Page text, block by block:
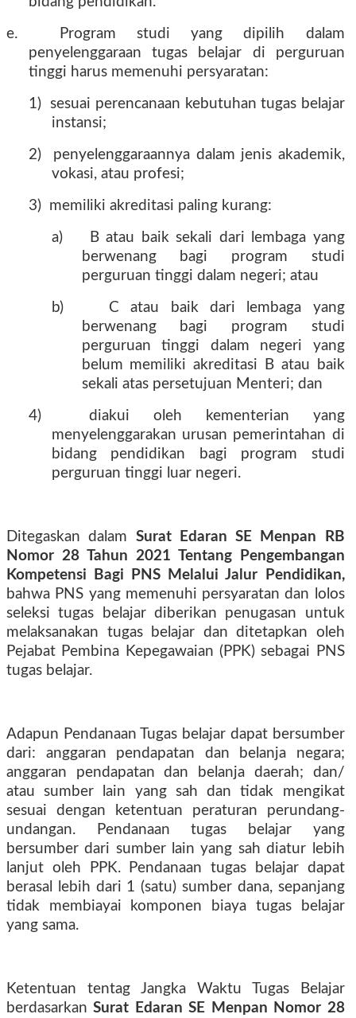
e.
Program studi yang dipilih dalam
penyelenggaraan tugas belajar di perguruan
tinggi harus memenuhi persyaratan:
1)
sesuai perencanaan kebutuhan tugas belajar
instansi;
2)
penyelenggaraannya dalam jenis akademik,
vokasi, atau profesi;
3) memiliki akreditasi paling kurang:
a)
B atau baik sekali dari lembaga yang
berwenang bagi program studi
perguruan tinggi dalam negeri; atau
b)
C atau baik dari lembaga yang
berwenang bagi program studi
perguruan tinggi dalam negeri yang
belum memiliki akreditasi B atau baik
sekali atas persetujuan Menteri; dan
4)
diakui oleh kementerian yang
menyelenggarakan urusan pemerintahan di
bidang pendidikan bagi program studi
perguruan tinggi luar negeri.
Ditegaskan dalam Surat Edaran SE Menpan RB
Nomor 28 Tahun 2021 Tentang Pengembangan
Kompetensi Bagi PNS Melalui Jalur Pendidikan,
bahwa PNS yang memenuhi persyaratan dan lolos
seleksi tugas belajar diberikan penugasan untuk
melaksanakan tugas belajar dan ditetapkan oleh
Pejabat Pembina Kepegawaian (PPK) sebagai PNS
tugas belajar.
Adapun Pendanaan Tugas belajar dapat bersumber
dari: anggaran pendapatan dan belanja negara;
anggaran pendapatan dan belanja daerah; dan/
atau sumber lain yang sah dan tidak mengikat
sesuai dengan ketentuan peraturan perundang-
undangan. Pendanaan tugas belajar yang
bersumber dari sumber lain yang sah diatur lebih
lanjut oleh PPK. Pendanaan tugas belajar dapat
berasal lebih dari 1 (satu) sumber dana, sepanjang
tidak membiayai komponen biaya tugas belajar
yang sama.
Ketentuan tentag Jangka Waktu Tugas Belajar
berdasarkanSurat Edaran SE Menpan Nomor 28